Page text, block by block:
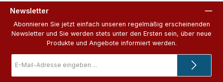
Newsletter
Abonnieren Sie jetzt einfach unseren regelmäßig erscheinenden
Newsletter und Sie werden stets unter den Ersten sein, über neue
Produkte und Angebote informiert werden.
Mail-